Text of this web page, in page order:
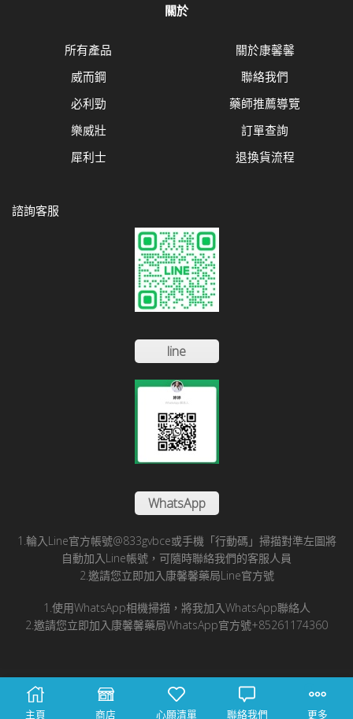
關於
所有產品
威而鋼
必利勁
樂威壯
犀利士
關於康馨馨
聯絡我們
藥師推薦導覽
訂單查詢
退換貨流程
諮詢客服
line
WhatsApp
1.輪入Line官方帳號@833gvbce或手機「行動碼」掃描對準左圖將
自動加入Line帳號，可隨時聯絡我們的客服人員
2.邀請您立即加入康馨馨藥局Line官方號
1.使用WhatsApp相機掃描，將我加入WhatsApp聯絡人
2.邀請您立即加入康馨馨藥局WhatsApp官方號+85261174360
© 2025 康馨馨國際醫藥有限公司版所有
主頁 商店 心願清單 聯絡我們 更多